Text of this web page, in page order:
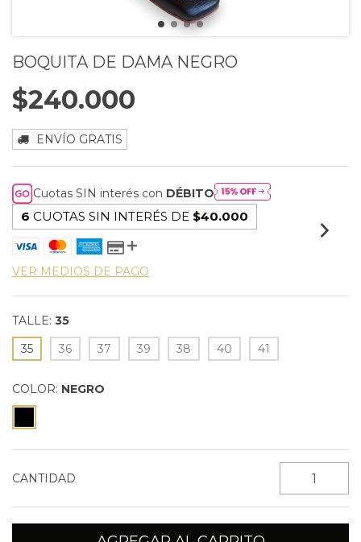
BOQUITA DE DAMA NEGRO
$240.000
ENVÍO GRATIS
Cuotas SIN interés con DÉBITO
6 CUOTAS SIN INTERÉS DE $40.000
VER MEDIOS DE PAGO
TALLE: 35
35
36 37 39 38 40 41
COLOR: NEGRO
CANTIDAD